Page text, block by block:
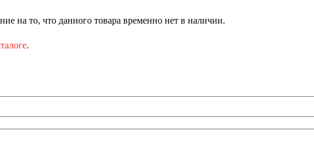
на то, что данного товара временно нет в наличии.
.